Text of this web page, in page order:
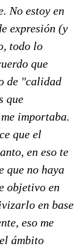
No estoy en
expresión (y
todo lo
que
de "calidad
que
importaba.
que el
en eso te
que no haya
objetivo en
en base
eso me
ámbito